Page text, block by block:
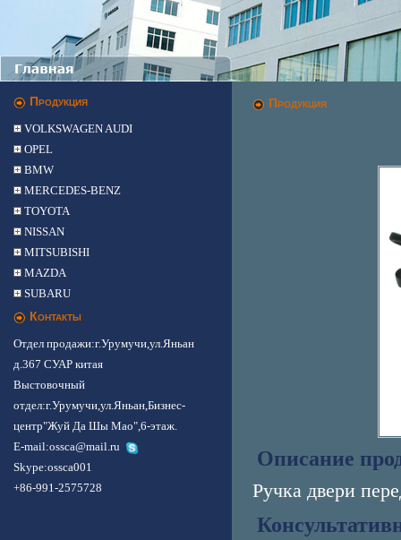
Продукция
VOLKSWAGEN AUDI
OPEL
BMW
MERCEDES-BENZ
TOYOTA
NISSAN
MITSUBISHI
MAZDA
SUBARU
Контакты
Отдел продажи:г.Урумучи,ул.Яньан
д.367 СУАР китая
Выстовочный
отдел:г.Урумучи,ул.Яньан,Бизнес-
центр"Жуй Да Шы Мао",6-этаж.
E-mail:ossca@mail.ru
Skype:ossca001
+86-991-2575728
Продукция
Описание
Ручка двери